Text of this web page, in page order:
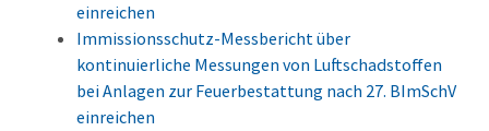
einreichen
Immissionsschutz-Messbericht über
kontinuierliche Messungen von Luftschadstoffen
bei Anlagen zur Feuerbestattung nach 27. BImSchV
einreichen